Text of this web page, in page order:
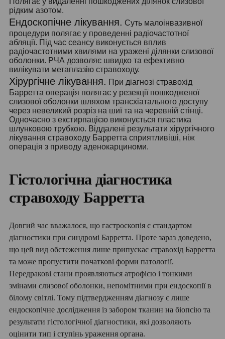
рідким азотом.
Ендоскопічнелікування. Суть малоінвазивної
процедури полягає у проведенні радіочастотної
абляції. Під час сеансу виконується вплив
радіочастотними хвилями на уражені ділянки слизової
оболонки. РЧА дозволяє швидко та ефективно
вилікувати метаплазію стравоходу.
Хірургічне лікування. При діагнозі стравохід
Барретта операція полягає у резекції пошкодженої
слизової оболонки шляхом трансхіатального доступу
через невеликий розріз на шиї та на черевній стінці.
Одночасно з екстирпацією виконується пластика
шлунковою трубкою. Віддалені результати хірургічного
лікування стравоходу Барретта сприятливіші, ніж
операція з приводу аденокарциноми.
Гістологічна діагностика
стравоходу Барретта
Довгий час вважалося, що гастроскопія є стандартом
діагностики при синдромі Барретта. Проте зараз доведено,
що цей вид обстеження лише припускає стравохід Барретта
та може пропустити початкові форми патології.
Передракові стани проявляються атрофією і тонкими
змінами слизової оболонки, непомітними при ендоскопії в
білому світлі. Тому підтвердженням діагнозу є лише
ендоскопічне дослідження із забором тканин на біопсію та
результати гістологічної діагностики, які дозволяють
оцінити тип і ступінь ураження органа.